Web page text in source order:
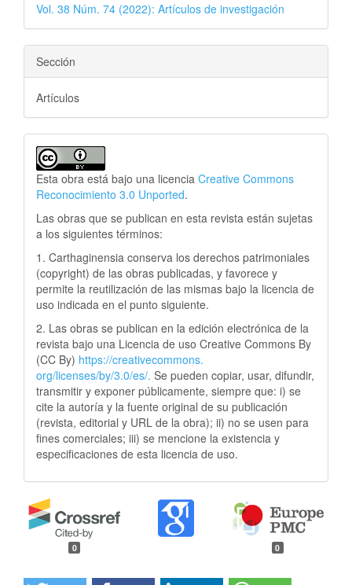
Vol. 38 Núm. 74 (2022): Artículos de investigación
Sección
Artículos
Esta obra está bajo una licencia Creative Commons
Reconocimiento 3.0 Unported.
Las obras que se publican en esta revista están sujetas
a los siguientes términos:
1. Carthaginensia conserva los derechos patrimoniales
(copyright) de las obras publicadas, y favorece y
permite la reutilización de las mismas bajo la licencia de
uso indicada en el punto siguiente.
2. Las obras se publican en la edición electrónica de la
revista bajo una Licencia de uso Creative Commons By
(CC By) https://creativecommons.
org/licenses/by/3.0/es/. Se pueden copiar, usar, difundir,
transmitir y exponer públicamente, siempre que: i) se
cite la autoría y la fuente original de su publicación
(revista, editorial y URL de la obra); ii) no se usen para
fines comerciales; iii) se mencione la existencia y
especificaciones de esta licencia de uso.
0 0